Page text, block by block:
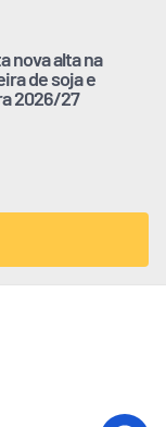
nova alta na
de soja e
2026/27